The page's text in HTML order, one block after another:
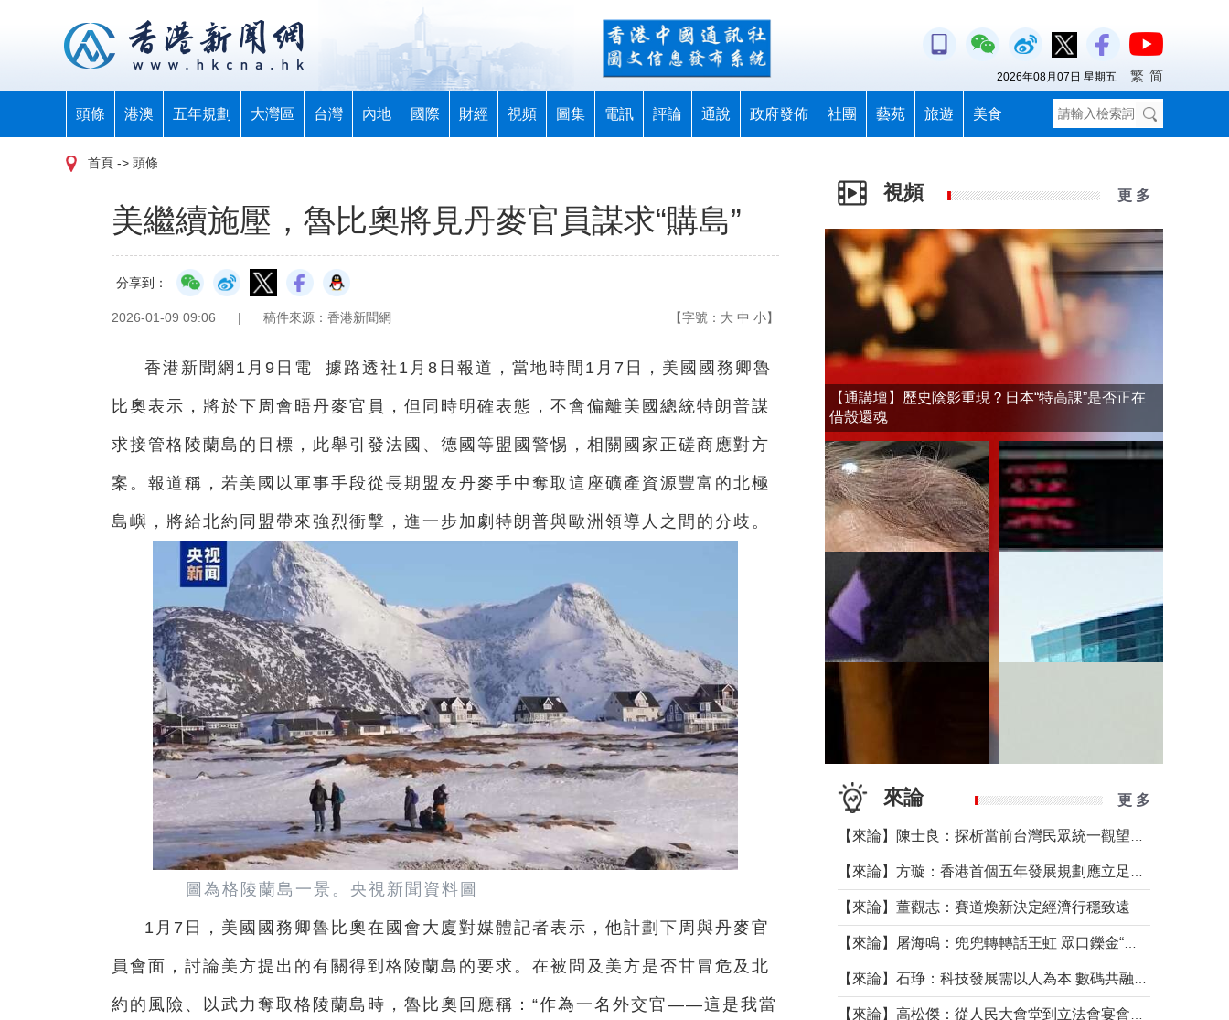
頭條 港澳 五年規劃 大灣區 台灣 內地 國際 財經 視頻 圖集 電訊 評論 通說 政府發佈 社團 藝苑 旅遊 美食
2026年08月07日 星期五 繁 简
首頁 -> 頭條
美繼續施壓，魯比奧將見丹麥官員謀求“購島”
分享到：
2026-01-09 09:06 | 稿件來源：香港新聞網 【字號： 大 中 小】
香港新聞網1月9日電 據路透社1月8日報道，當地時間1月7日，美國國務卿魯
比奧表示，將於下周會晤丹麥官員，但同時明確表態，不會偏離美國總統特朗普謀
求接管格陵蘭島的目標，此舉引發法國、德國等盟國警惕，相關國家正磋商應對方
案。報道稱，若美國以軍事手段從長期盟友丹麥手中奪取這座礦產資源豐富的北極
島嶼，將給北約同盟帶來強烈衝擊，進一步加劇特朗普與歐洲領導人之間的分歧。
圖為格陵蘭島一景。央視新聞資料圖
1月7日，美國國務卿魯比奧在國會大廈對媒體記者表示，他計劃下周與丹麥官
員會面，討論美方提出的有關得到格陵蘭島的要求。在被問及美方是否甘冒危及北
約的風險、以武力奪取格陵蘭島時，魯比奧回應稱：“作為一名外交官——這是我當
視頻 更 多
【通講壇】歷史陰影重現？日本“特高課”是否正在
借殼還魂
來論 更 多
【來論】董觀志：賽道煥新決定經濟行穩致遠